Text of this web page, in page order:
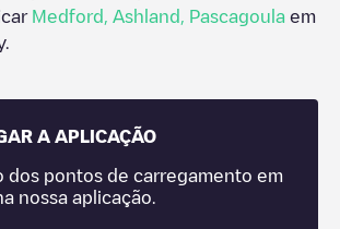
Medford Ashland Pascagoula em
.
A APLICAÇÃO
dos pontos de carregamento em
nossa aplicação.